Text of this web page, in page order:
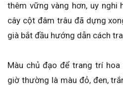
thêm vững vàng hơn, uy nghi
cây cột đâm trâu đã dựng
già bắt đầu hướng dẫn cách
Màu chủ đạo để trang trí hoa
giờ thường là màu đỏ, đen,